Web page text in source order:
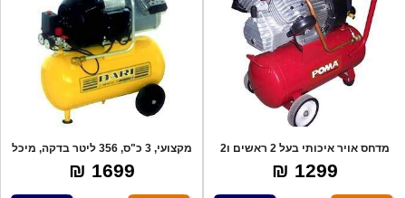
מדחס אויר איכותי בעל 2 ראשים ו2
בוכנות,
1299 ₪
מקצועי, 3 כ"ס, 356 ליטר בדקה, מיכל
25 לי
1699 ₪